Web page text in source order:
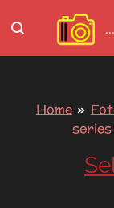
direct
naar
Home »
series